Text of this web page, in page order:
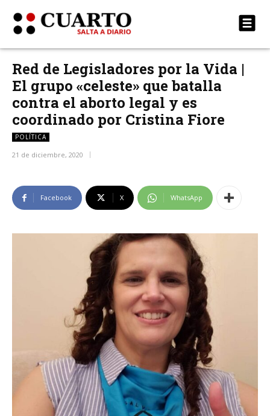
Red de Legisladores por la Vida |
El grupo «celeste» que batalla
contra el aborto legal y es
coordinado por Cristina Fiore
POLÍTICA
21 de diciembre, 2020
Facebook X WhatsApp